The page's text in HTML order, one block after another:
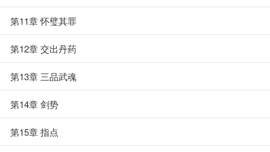
第11章 怀璧其罪
第12章 交出丹药
第13章 三品武魂
第14章 剑势
第15章 指点